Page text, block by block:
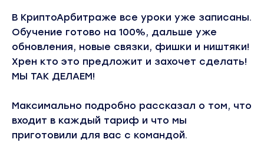
В КриптоАрбитраже все уроки уже записаны.
Обучение готово на 100%, дальше уже
обновления, новые связки, фишки и ништяки!
Хрен кто это предложит и захочет сделать!
МЫ ТАК ДЕЛАЕМ!
Максимально подробно рассказал о том, что
входит в каждый тариф и что мы
приготовили для вас с командой.